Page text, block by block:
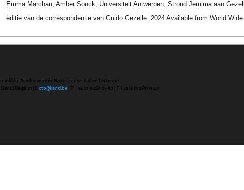
Emma Marchau; Amber Sonck; Universiteit Antwerpen, Stroud Jemima aan
editie van de correspondentie van Guido Gezelle. 2024 Available from World
Academie voor Nederlandse Taal en Letteren
| Belgium | Ectb@kantl.be | T +32 (0)9 265 93 50 | F +32 (0)9 265 93 49